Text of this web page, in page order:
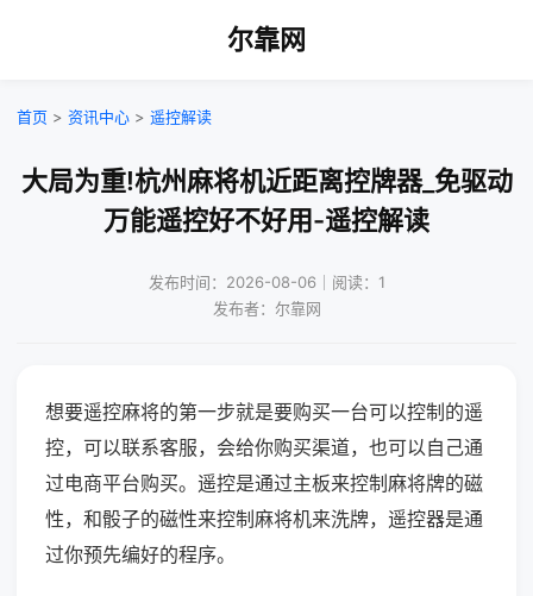
尔靠网
首页 > 资讯中心 > 遥控解读
大局为重!杭州麻将机近距离控牌器_免驱动
万能遥控好不好用-遥控解读
发布时间：2026-08-06｜阅读：1
发布者：尔靠网
想要遥控麻将的第一步就是要购买一台可以控制的遥
控，可以联系客服，会给你购买渠道，也可以自己通
过电商平台购买。遥控是通过主板来控制麻将牌的磁
性，和骰子的磁性来控制麻将机来洗牌，遥控器是通
过你预先编好的程序。